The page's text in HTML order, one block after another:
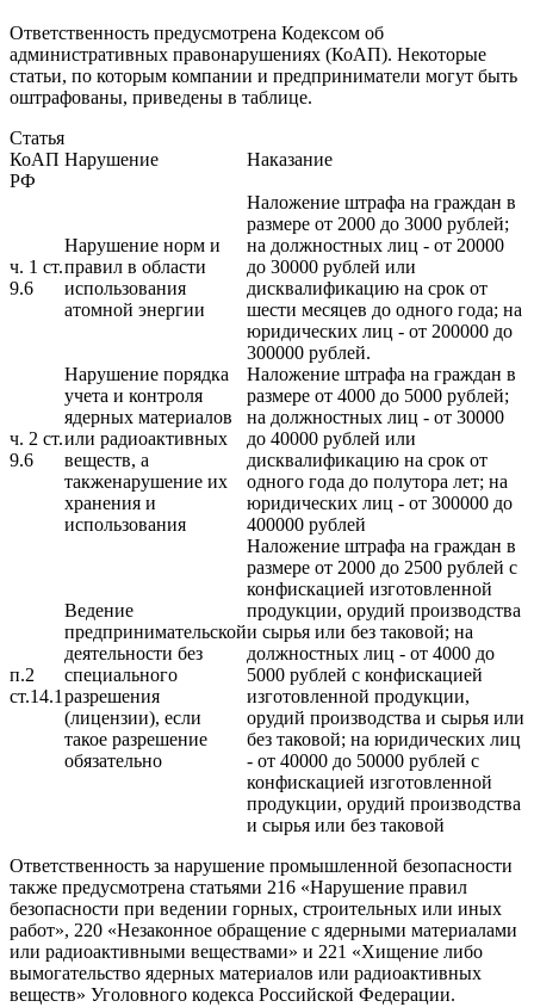
Ответственность предусмотрена Кодексом об
административных правонарушениях (КоАП). Некоторые
статьи, по которым компании и предприниматели могут быть
оштрафованы, приведены в таблице.
Статья
КоАП
РФ
Нарушение Наказание
ч. 1 ст.
9.6
Нарушение норм и
правил в области
использования
атомной энергии
Наложение штрафа на граждан в
размере от 2000 до 3000 рублей;
на должностных лиц - от 20000
до 30000 рублей или
дисквалификацию на срок от
шести месяцев до одного года; на
юридических лиц - от 200000 до
300000 рублей.
ч. 2 ст.
9.6
Нарушение порядка
учета и контроля
ядерных материалов
или радиоактивных
веществ, а
такженарушение их
хранения и
использования
Наложение штрафа на граждан в
размере от 4000 до 5000 рублей;
на должностных лиц - от 30000
до 40000 рублей или
дисквалификацию на срок от
одного года до полутора лет; на
юридических лиц - от 300000 до
400000 рублей
п.2
ст.14.1
Ведение
предпринимательской
деятельности без
специального
разрешения
(лицензии), если
такое разрешение
обязательно
Наложение штрафа на граждан в
размере от 2000 до 2500 рублей с
конфискацией изготовленной
продукции, орудий производства
и сырья или без таковой; на
должностных лиц - от 4000 до
5000 рублей с конфискацией
изготовленной продукции,
орудий производства и сырья или
без таковой; на юридических лиц
- от 40000 до 50000 рублей с
конфискацией изготовленной
продукции, орудий производства
и сырья или без таковой
Ответственность за нарушение промышленной безопасности
также предусмотрена статьями 216 «Нарушение правил
безопасности при ведении горных, строительных или иных
работ», 220 «Незаконное обращение с ядерными материалами
или радиоактивными веществами» и 221 «Хищение либо
вымогательство ядерных материалов или радиоактивных
веществ» Уголовного кодекса Российской Федерации.